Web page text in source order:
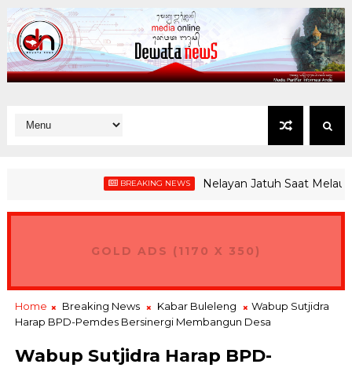
BREAKING NEWS Nelayan Jatuh Saat Melaut di
GOLD ADS (1170 X 350)
Home Breaking News Kabar Buleleng
Wabup Sutjidra
Harap BPD-Pemdes Bersinergi Membangun Desa
Wabup Sutjidra Harap BPD-